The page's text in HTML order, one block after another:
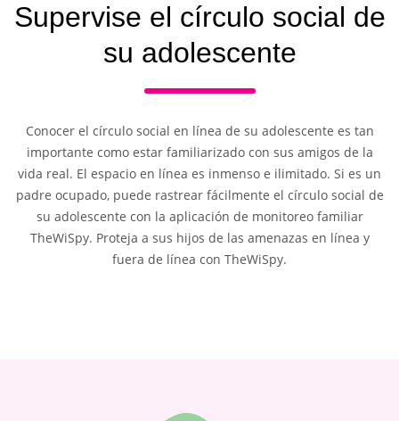
Supervise el círculo social de
su adolescente
Conocer el círculo social en línea de su adolescente es tan
importante como estar familiarizado con sus amigos de la
vida real. El espacio en línea es inmenso e ilimitado. Si es un
padre ocupado, puede rastrear fácilmente el círculo social de
su adolescente con la aplicación de monitoreo familiar
TheWiSpy. Proteja a sus hijos de las amenazas en línea y
fuera de línea con TheWiSpy.